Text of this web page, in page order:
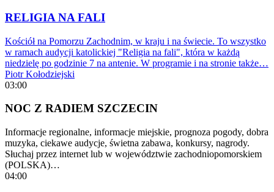
RELIGIA NA FALI
Kościół na Pomorzu Zachodnim, w kraju i na świecie. To wszystko
w ramach audycji katolickiej "Religia na fali", która w każdą
niedzielę po godzinie 7 na antenie. W programie i na stronie także…
Piotr Kołodziejski
03:00
NOC Z RADIEM SZCZECIN
Informacje regionalne, informacje miejskie, prognoza pogody, dobra
muzyka, ciekawe audycje, świetna zabawa, konkursy, nagrody.
Słuchaj przez internet lub w województwie zachodniopomorskiem
(POLSKA)…
04:00